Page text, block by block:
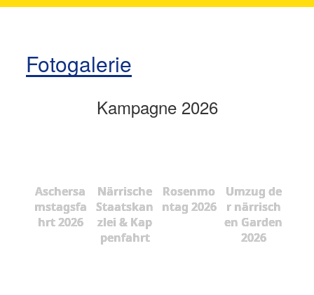
Fotogalerie
Kampagne 2026
Aschersa
mstagsfa
hrt 2026
Närrische
Staatskan
zlei & Kap
penfahrt
Rosenmo
ntag 2026
Umzug de
r närrisch
en Garden
2026